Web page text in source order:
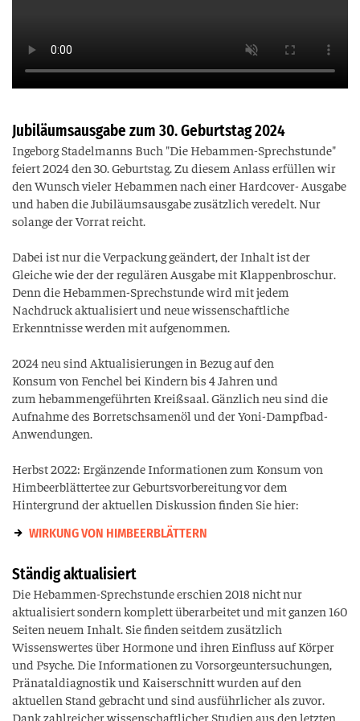
Jubiläumsausgabe zum 30. Geburtstag 2024
Ingeborg Stadelmanns Buch "Die Hebammen-Sprechstunde"
feiert 2024 den 30. Geburtstag. Zu diesem Anlass erfüllen wir
den Wunsch vieler Hebammen nach einer Hardcover- Ausgabe
und haben die Jubiläumsausgabe zusätzlich veredelt. Nur
solange der Vorrat reicht.
Dabei ist nur die Verpackung geändert, der Inhalt ist der
Gleiche wie der der regulären Ausgabe mit Klappenbroschur.
Denn die Hebammen-Sprechstunde wird mit jedem
Nachdruck aktualisiert und neue wissenschaftliche
Erkenntnisse werden mit aufgenommen.
2024 neu sind Aktualisierungen in Bezug auf den
Konsum von Fenchel bei Kindern bis 4 Jahren und
zum hebammengeführten Kreißsaal. Gänzlich neu sind die
Aufnahme des Borretschsamenöl und der Yoni-Dampfbad-
Anwendungen.
Herbst 2022: Ergänzende Informationen zum Konsum von
Himbeerblättertee zur Geburtsvorbereitung vor dem
Hintergrund der aktuellen Diskussion finden Sie hier:
WIRKUNG VON HIMBEERBLÄTTERN
Ständig aktualisiert
Die Hebammen-Sprechstunde erschien 2018 nicht nur
aktualisiert sondern komplett überarbeitet und mit ganzen 160
Seiten neuem Inhalt. Sie finden seitdem zusätzlich
Wissenswertes über Hormone und ihren Einfluss auf Körper
und Psyche. Die Informationen zu Vorsorgeuntersuchungen,
Pränataldiagnostik und Kaiserschnitt wurden auf den
aktuellen Stand gebracht und sind ausführlicher als zuvor.
Dank zahlreicher wissenschaftlicher Studien aus den letzten